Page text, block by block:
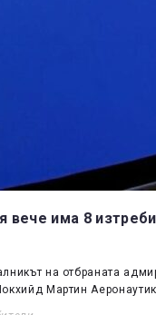
вече има 8
на отбраната
Мартин